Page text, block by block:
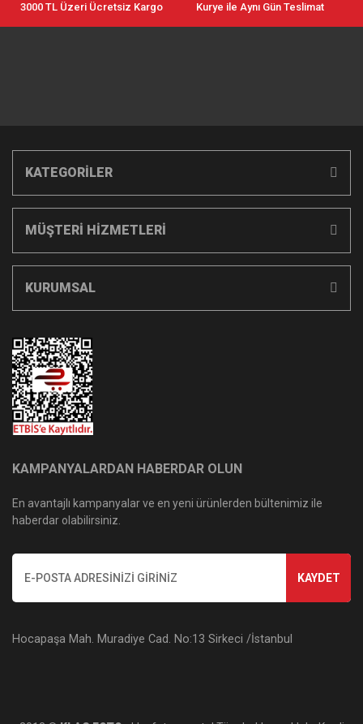
3000 TL Üzeri Ücretsiz Kargo Kurye ile Aynı Gün Teslimat
KATEGORİLER
MÜŞTERİ HİZMETLERİ
KURUMSAL
KAMPANYALARDAN HABERDAR OLUN
En avantajlı kampanyalar ve en yeni ürünlerden bültenimiz ile
haberdar olabilirsiniz.
KAYDET
Hocapaşa Mah. Muradiye Cad. No:13 Sirkeci /İstanbul